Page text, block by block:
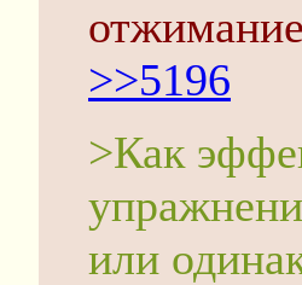
>>5196
>Как
или